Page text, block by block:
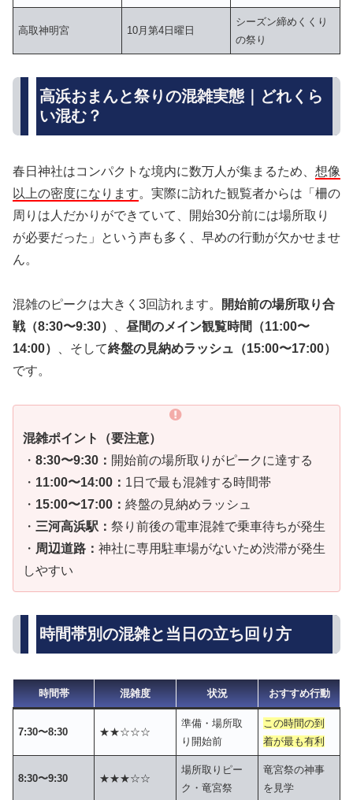
高取神明宮 10月第4日曜日
シーズン締めくくり
の祭り
高浜おまんと祭りの混雑実態｜どれくら
い混む？
春日神社はコンパクトな境内に数万人が集まるため、 想像
以上の密度になります。実際に訪れた観覧者からは「柵の
周りは人だかりができていて、開始30分前には場所取り
が必要だった」という声も多く、早めの行動が欠かせませ
ん。
混雑のピークは大きく3回訪れます。
開始前の場所取り合
戦（8:30〜9:30）
昼間のメイン観覧時間（11:00〜
14:00）
、そして終盤の見納めラッシュ（15:00〜17:00）
です。
混雑ポイント（要注意）
・ 8:30〜9:30： 開始前の場所取りがピークに達する
・ 11:00〜14:00： 1日で最も混雑する時間帯
・ 15:00〜17:00： 終盤の見納めラッシュ
・ 三河高浜駅： 祭り前後の電車混雑で乗車待ちが発生
・ 周辺道路： 神社に専用駐車場がないため渋滞が発生
しやすい
時間帯別の混雑と当日の立ち回り方
時間帯 混雑度 状況 おすすめ行動
7:30〜8:30 ★★☆☆☆
準備・場所取
り開始前
この時間の到
着が最も有利
8:30〜9:30 ★★★☆☆
場所取りピー
ク・竜宮祭
竜宮祭の神事
を見学